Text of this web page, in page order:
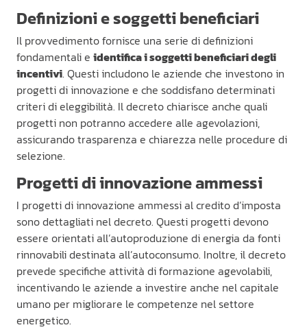
Definizioni e soggetti beneficiari
Il provvedimento fornisce una serie di definizioni
fondamentali e identifica i soggetti beneficiari degli
incentivi. Questi includono le aziende che investono in
progetti di innovazione e che soddisfano determinati
criteri di eleggibilità. Il decreto chiarisce anche quali
progetti non potranno accedere alle agevolazioni,
assicurando trasparenza e chiarezza nelle procedure di
selezione.
Progetti di innovazione ammessi
I progetti di innovazione ammessi al credito d’imposta
sono dettagliati nel decreto. Questi progetti devono
essere orientati all’autoproduzione di energia da fonti
rinnovabili destinata all’autoconsumo. Inoltre, il decreto
prevede specifiche attività di formazione agevolabili,
incentivando le aziende a investire anche nel capitale
umano per migliorare le competenze nel settore
energetico.